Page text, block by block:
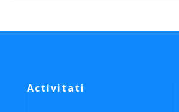
Activitati